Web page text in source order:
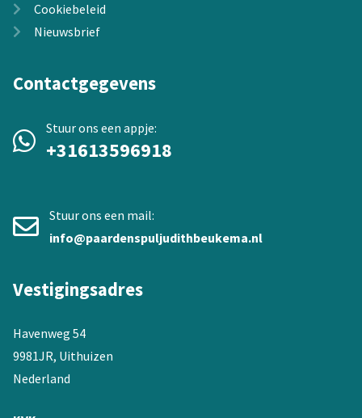
Cookiebeleid
Nieuwsbrief
Contactgegevens
Stuur ons een appje:
+31613596918
Stuur ons een mail:
info@paardenspuljudithbeukema.nl
Vestigingsadres
Havenweg 54
9981JR, Uithuizen
Nederland